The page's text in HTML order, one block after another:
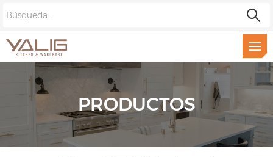
PRODUCTOS